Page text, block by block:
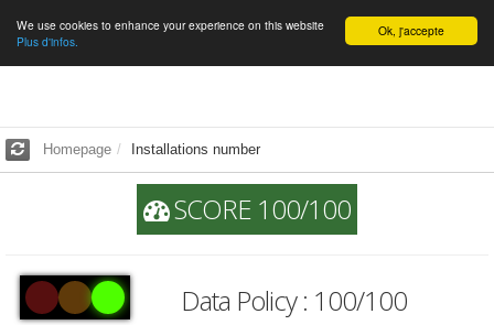
English Ok, j'accepte
We use cookies to enhance your experience on this website
Plus d'infos.
Homepage Installations number
SCORE 100/100
Data Policy : 100/100